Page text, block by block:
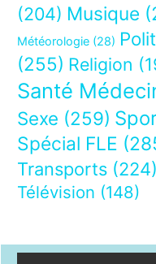
(204) Musique
Météorologie (28)
(255) Religion
Santé
Sexe (259)
Spécial FLE
Transports (224)
Télévision (148)